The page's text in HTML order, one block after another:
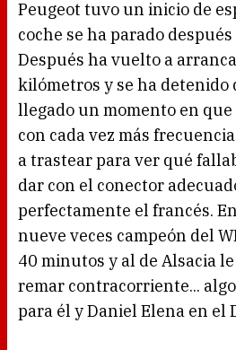
Peugeot tuvo un inicio de
coche se ha parado
Después ha vuelto a
kilómetros y se ha detenido
llegado un momento en
con cada vez más
a trastear para ver qué
dar con el conector
perfectamente el francés.
nueve veces campeón del
40 minutos y al de Alsacia
remar contracorriente...
para él y Daniel Elena en el